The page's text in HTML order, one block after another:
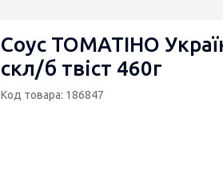
Соус ТОМАТІНО
скл/б твіст 460г
Код товара: 186847